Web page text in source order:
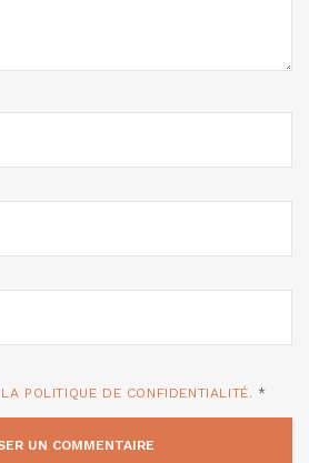
POLITIQUE DE CONFIDENTIALITÉ. *